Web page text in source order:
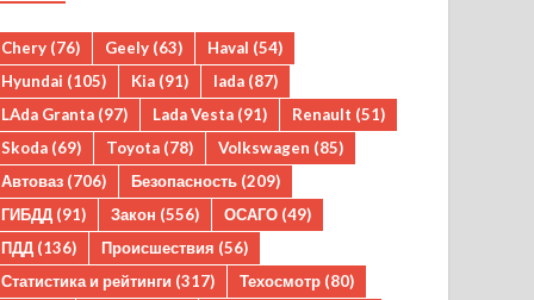
Chery (76) Geely (63) Haval (54)
Hyundai (105) Kia (91) lada (87)
LAda Granta (97) Lada Vesta (91) Renault (51)
Skoda (69) Toyota (78) Volkswagen (85)
Автоваз (706) Безопасность (209)
ГИБДД (91) Закон (556) ОСАГО (49)
ПДД (136) Происшествия (56)
Статистика и рейтинги (317) Техосмотр (80)